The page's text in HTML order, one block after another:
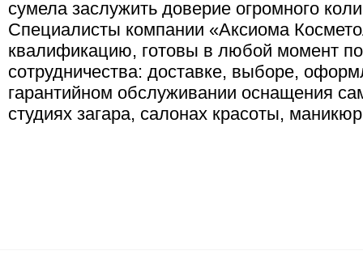
сумела заслужить доверие огромного
Специалисты компании «Аксиома
квалификацию, готовы в любой момент
сотрудничества: доставке, выборе,
гарантийном обслуживании оснащения
студиях загара, салонах красоты,